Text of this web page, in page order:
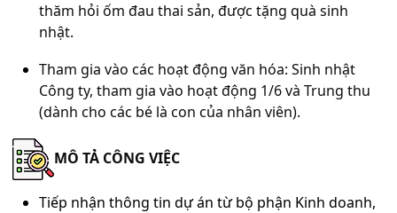
thăm hỏi ốm đau thai sản, được tặng quà sinh
nhật.
Tham gia vào các hoạt động văn hóa: Sinh nhật
Công ty, tham gia vào hoạt động 1/6 và Trung thu
(dành cho các bé là con của nhân viên).
MÔ TẢ CÔNG VIỆC
Tiếp nhận thông tin dự án từ bộ phận Kinh doanh,